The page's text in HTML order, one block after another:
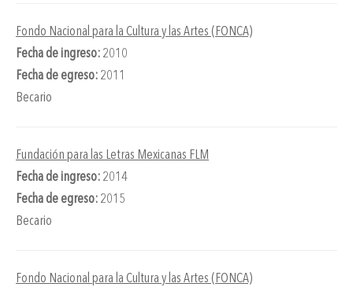
Fondo Nacional para la Cultura y las Artes (FONCA)
Fecha de ingreso: 2010
Fecha de egreso: 2011
Becario
Fundación para las Letras Mexicanas FLM
Fecha de ingreso: 2014
Fecha de egreso: 2015
Becario
Fondo Nacional para la Cultura y las Artes (FONCA)